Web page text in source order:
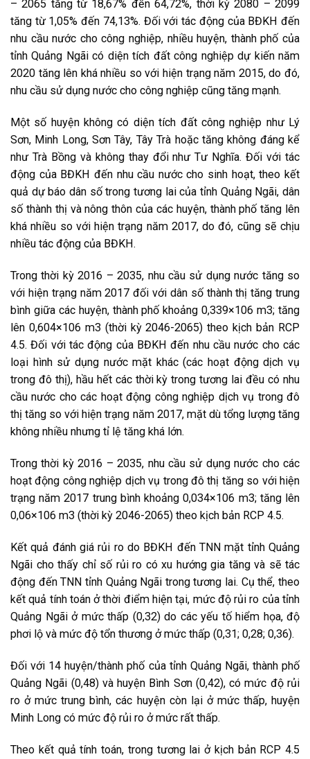
– 2065 tăng từ 18,67% đến 64,72%, thời kỳ 2080 – 2099
tăng từ 1,05% đến 74,13%. Đối với tác động của BĐKH đến
nhu cầu nước cho công nghiệp, nhiều huyện, thành phố của
tỉnh Quảng Ngãi có diện tích đất công nghiệp dự kiến năm
2020 tăng lên khá nhiều so với hiện trạng năm 2015, do đó,
nhu cầu sử dụng nước cho công nghiệp cũng tăng mạnh.
Một số huyện không có diện tích đất công nghiệp như Lý
Sơn, Minh Long, Sơn Tây, Tây Trà hoặc tăng không đáng kể
như Trà Bồng và không thay đổi như Tư Nghĩa. Đối với tác
động của BĐKH đến nhu cầu nước cho sinh hoạt, theo kết
quả dự báo dân số trong tương lai của tỉnh Quảng Ngãi, dân
số thành thị và nông thôn của các huyện, thành phố tăng lên
khá nhiều so với hiện trạng năm 2017, do đó, cũng sẽ chịu
nhiều tác động của BĐKH.
Trong thời kỳ 2016 – 2035, nhu cầu sử dụng nước tăng so
với hiện trạng năm 2017 đối với dân số thành thị tăng trung
bình giữa các huyện, thành phố khoảng 0,339×106 m3; tăng
lên 0,604×106 m3 (thời kỳ 2046-2065) theo kịch bản RCP
4.5. Đối với tác động của BĐKH đến nhu cầu nước cho các
loại hình sử dụng nước mặt khác (các hoạt động dịch vụ
trong đô thị), hầu hết các thời kỳ trong tương lai đều có nhu
cầu nước cho các hoạt động công nghiệp dịch vụ trong đô
thị tăng so với hiện trạng năm 2017, mặt dù tổng lượng tăng
không nhiều nhưng tỉ lệ tăng khá lớn.
Trong thời kỳ 2016 – 2035, nhu cầu sử dụng nước cho các
hoạt động công nghiệp dịch vụ trong đô thị tăng so với hiện
trạng năm 2017 trung bình khoảng 0,034×106 m3; tăng lên
0,06×106 m3 (thời kỳ 2046-2065) theo kịch bản RCP 4.5.
Kết quả đánh giá rủi ro do BĐKH đến TNN mặt tỉnh Quảng
Ngãi cho thấy chỉ số rủi ro có xu hướng gia tăng và sẽ tác
động đến TNN tỉnh Quảng Ngãi trong tương lai. Cụ thể, theo
kết quả tính toán ở thời điểm hiện tại, mức độ rủi ro của tỉnh
Quảng Ngãi ở mức thấp (0,32) do các yếu tố hiểm họa, độ
phơi lộ và mức độ tổn thương ở mức thấp (0,31; 0,28; 0,36).
Đối với 14 huyện/thành phố của tỉnh Quảng Ngãi, thành phố
Quảng Ngãi (0,48) và huyện Bình Sơn (0,42), có mức độ rủi
ro ở mức trung bình, các huyện còn lại ở mức thấp, huyện
Minh Long có mức độ rủi ro ở mức rất thấp.
Theo kết quả tính toán, trong tương lai ở kịch bản RCP 4.5